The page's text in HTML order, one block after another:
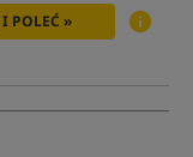
POLEĆ »